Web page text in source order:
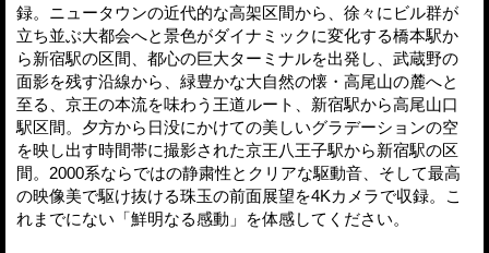
録。ニュータウンの近代的な高架区間から、徐々にビル群が
立ち並ぶ大都会へと景色がダイナミックに変化する橋本駅か
ら新宿駅の区間、都心の巨大ターミナルを出発し、武蔵野の
面影を残す沿線から、緑豊かな大自然の懐・高尾山の麓へと
至る、京王の本流を味わう王道ルート、新宿駅から高尾山口
駅区間。夕方から日没にかけての美しいグラデーションの空
を映し出す時間帯に撮影された京王八王子駅から新宿駅の区
間。2000系ならではの静粛性とクリアな駆動音、そして最高
の映像美で駆け抜ける珠玉の前面展望を4Kカメラで収録。こ
れまでにない「鮮明なる感動」を体感してください。